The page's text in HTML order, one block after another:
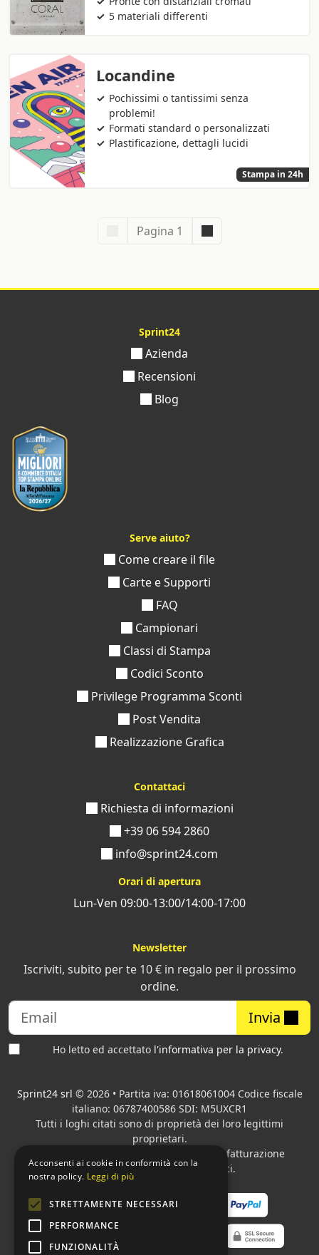
5 materiali differenti
Locandine
Pochissimi o tantissimi senza
problemi!
Formati standard o personalizzati
Plastificazione, dettagli lucidi
Stampa in 24h
Pagina 1
Sprint24
Azienda
Recensioni
Blog
Serve aiuto?
Come creare il file
Carte e Supporti
FAQ
Campionari
Classi di Stampa
Codici Sconto
Privilege Programma Sconti
Post Vendita
Realizzazione Grafica
Contattaci
Richiesta di informazioni
+39 06 594 2860
info@sprint24.com
Orari di apertura
Lun-Ven 09:00-13:00/14:00-17:00
Newsletter
Iscriviti, subito per te 10 € in regalo per il prossimo
ordine.
Invia
Ho letto ed accettato l'informativa per la privacy.
Sprint24 srl © 2026 • Partita iva: 01618061004 Codice fiscale
italiano: 06787400586 SDI: M5UXCR1
Tutti i loghi citati sono di proprietà dei loro legittimi
proprietari.
adibita alla fatturazione
elettronica per gli Enti pubblici.
Acconsenti ai cookie in conformità con la
nostra policy. Leggi di più
STRETTAMENTE NECESSARI
PERFORMANCE
FUNZIONALITÀ